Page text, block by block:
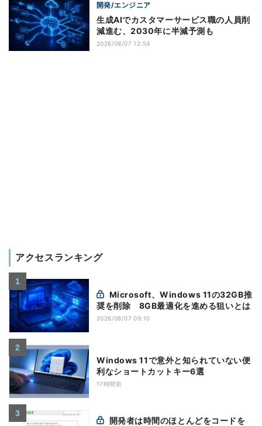
開発/エンジニア
生成AIでカスタマーサービス職の人員削
減進む、2030年に半減予測も
2026/08/07 12:54
アクセスランキング
奨を削除 8GB最適化を進める狙いとは
2026/08/07 09:10
Windows 11で意外と知られていない便
利なショートカットキー6選
17時間前